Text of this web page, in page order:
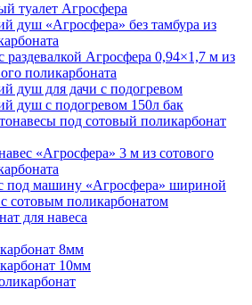
туалет Агросфера
душ «Агросфера» без тамбура из
раздевалкой Агросфера 0,94×1,7 м из
поликарбоната
душ для дачи с подогревом
душ с подогревом 150л бак
под сотовый поликарбонат
«Агросфера» 3 м из сотового
под машину «Агросфера» шириной
сотовым поликарбонатом
для навеса
8мм
10мм